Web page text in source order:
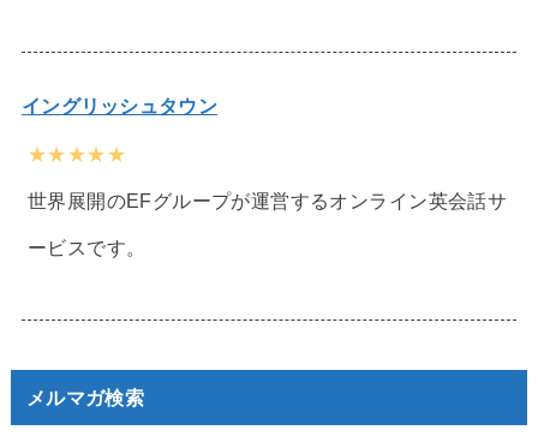
イングリッシュタウン
★★★★★
世界展開のEFグループが運営するオンライン英会話サ
ービスです。
メルマガ検索